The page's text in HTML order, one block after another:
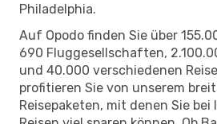
Philadelphia.
Auf Opodo finden Sie über
690 Fluggesellschaften,
und 40.000 verschiedenen
profitieren Sie von unserem
Reisepaketen, mit denen Sie